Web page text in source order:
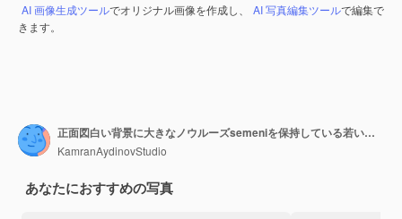
AI 画像生成ツールでオリジナル画像を作成し、 AI 写真編集ツールで編集で
きます。
正面図白い背景に大きなノウルーズsemeniを保持している若い女性民族家族パフォーマー色コンセプト春の休日民族
KamranAydinovStudio
あなたにおすすめの写真